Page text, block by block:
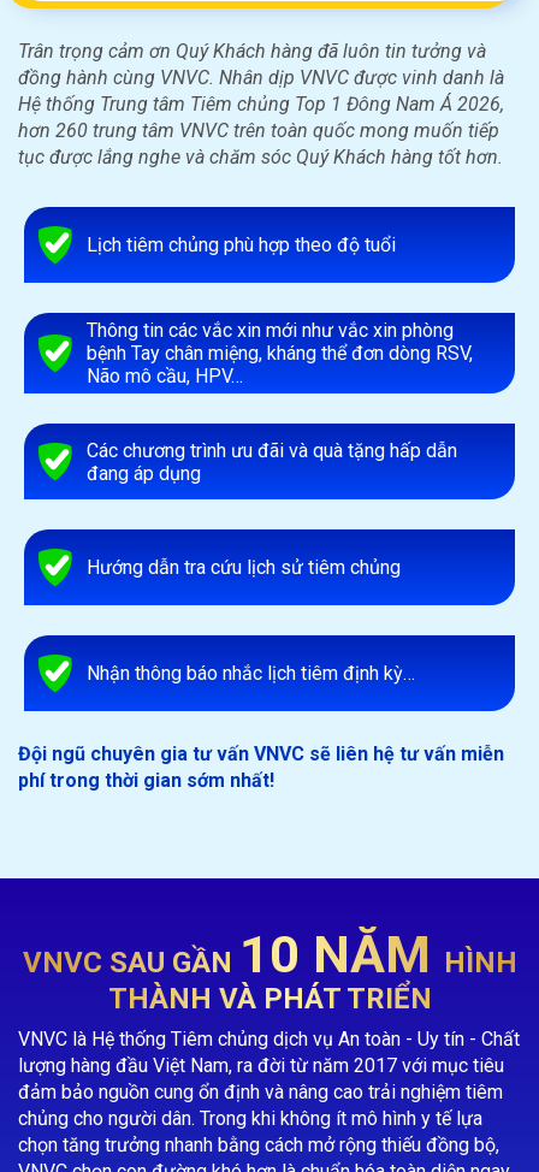
Trân trọng cảm ơn Quý Khách hàng đã luôn tin tưởng và
đồng hành cùng VNVC. Nhân dịp VNVC được vinh danh là
Hệ thống Trung tâm Tiêm chủng Top 1 Đông Nam Á 2026,
hơn 260 trung tâm VNVC trên toàn quốc mong muốn tiếp
tục được lắng nghe và chăm sóc Quý Khách hàng tốt hơn.
Lịch tiêm chủng phù hợp theo độ tuổi
Thông tin các vắc xin mới như vắc xin phòng
bệnh Tay chân miệng, kháng thể đơn dòng RSV,
Não mô cầu, HPV…
Các chương trình ưu đãi và quà tặng hấp dẫn
đang áp dụng
Hướng dẫn tra cứu lịch sử tiêm chủng
Nhận thông báo nhắc lịch tiêm định kỳ…
Đội ngũ chuyên gia tư vấn VNVC sẽ liên hệ tư vấn miễn
phí trong thời gian sớm nhất!
VNVC SAU GẦN 10 NĂM HÌNH
THÀNH VÀ PHÁT TRIỂN
VNVC là Hệ thống Tiêm chủng dịch vụ An toàn - Uy tín - Chất
lượng hàng đầu Việt Nam, ra đời từ năm 2017 với mục tiêu
đảm bảo nguồn cung ổn định và nâng cao trải nghiệm tiêm
chủng cho người dân. Trong khi không ít mô hình y tế lựa
chọn tăng trưởng nhanh bằng cách mở rộng thiếu đồng bộ,